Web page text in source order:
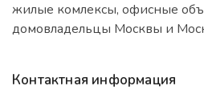
жилые комлексы, офисные
домовладельцы Москвы и
Контактная информация